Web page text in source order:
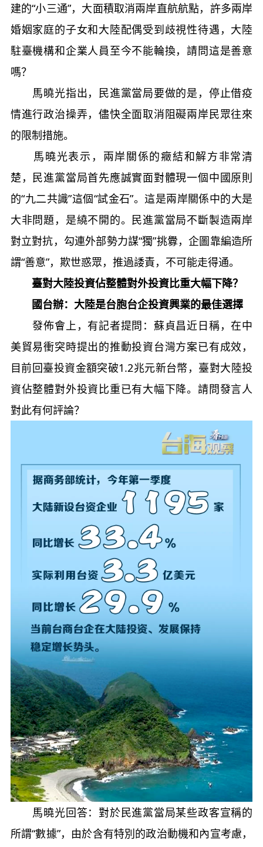
建的“小三通”，大面積取消兩岸直航航點，許多兩岸
婚姻家庭的子女和大陸配偶受到歧視性待遇，大陸
駐臺機構和企業人員至今不能輪換，請問這是善意
嗎？
馬曉光指出，民進黨當局要做的是，停止借疫
情進行政治操弄，儘快全面取消阻礙兩岸民眾往來
的限制措施。
馬曉光表示，兩岸關係的癥結和解方非常清
楚，民進黨當局首先應誠實面對體現一個中國原則
的“九二共識”這個“試金石”。這是兩岸關係中的大是
大非問題，是繞不開的。民進黨當局不斷製造兩岸
對立對抗，勾連外部勢力謀“獨”挑釁，企圖靠編造所
謂“善意”，欺世惑眾，推過諉責，不可能走得通。
臺對大陸投資佔整體對外投資比重大幅下降？
國台辦：大陸是台胞台企投資興業的最佳選擇
發佈會上，有記者提問：蘇貞昌近日稱，在中
美貿易衝突時提出的推動投資台灣方案已有成效，
目前回臺投資金額突破1.2兆元新台幣，臺對大陸投
資佔整體對外投資比重已有大幅下降。請問發言人
對此有何評論？
馬曉光回答：對於民進黨當局某些政客宣稱的
所謂“數據”，由於含有特別的政治動機和內宣考慮，